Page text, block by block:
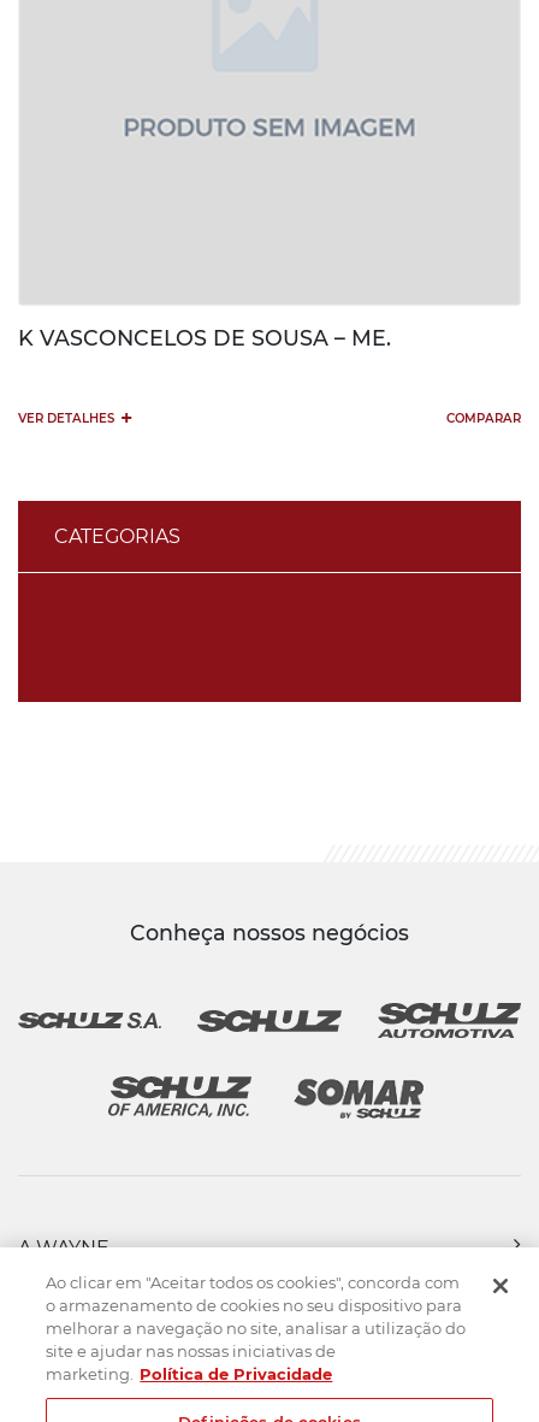
CATEGORIAS
K VASCONCELOS DE SOUSA – ME.
VER DETALHES + COMPARAR
Conheça nossos negócios
A WAYNE
PRODUTOS
FORÇA DE VENDAS
ASSISTÊNCIA TÉCNICA
DOWNLOADS
CONTATO
Ao clicar em "Aceitar todos os cookies", concorda com
o armazenamento de cookies no seu dispositivo para
melhorar a navegação no site, analisar a utilização do
site e ajudar nas nossas iniciativas de
marketing.
Política de Privacidade